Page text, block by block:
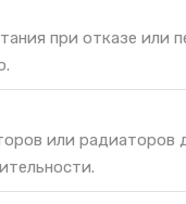
при отказе или
или радиаторов